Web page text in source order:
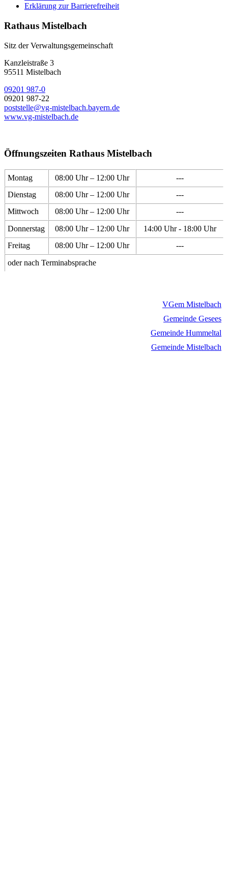
Erklärung zur Barrierefreiheit
Rathaus Mistelbach
Sitz der Verwaltungsgemeinschaft
Kanzleistraße 3
95511 Mistelbach
09201 987-0
09201 987-22
poststelle@vg-mistelbach.bayern.de
www.vg-mistelbach.de
Öffnungszeiten Rathaus Mistelbach
Montag 08:00 Uhr – 12:00 Uhr
---
Dienstag
08:00 Uhr – 12:00 Uhr
---
Mittwoch
08:00 Uhr – 12:00 Uhr
---
Donnerstag
08:00 Uhr – 12:00 Uhr
14:00 Uhr - 18:00 Uhr
Freitag
08:00 Uhr – 12:00 Uhr
---
oder nach Terminabsprache
VGem Mistelbach
Gemeinde Gesees
Gemeinde Hummeltal
Gemeinde Mistelbach